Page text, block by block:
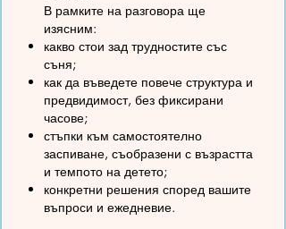
В рамките на разговора ще
изясним:
какво стои зад трудностите със
съня;
как да въведете повече структура и
предвидимост, без фиксирани
часове;
стъпки към самостоятелно
заспиване, съобразени с възрастта
и темпото на детето;
конкретни решения според вашите
въпроси и ежедневие.